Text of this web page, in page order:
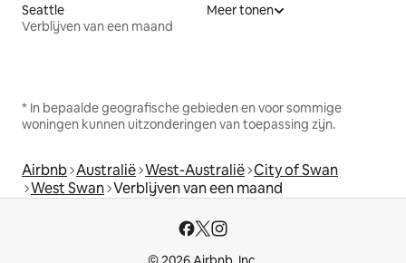
Seattle
Verblijven van een maand
Meer tonen
* In bepaalde geografische gebieden en voor sommige
woningen kunnen uitzonderingen van toepassing zijn.
Airbnb Australië West-Australië City of Swan
West Swan Verblijven van een maand